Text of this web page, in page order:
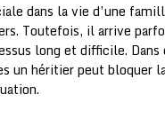
dans la vie d’une
Toutefois, il arrive
long et difficile.
un héritier peut bloquer